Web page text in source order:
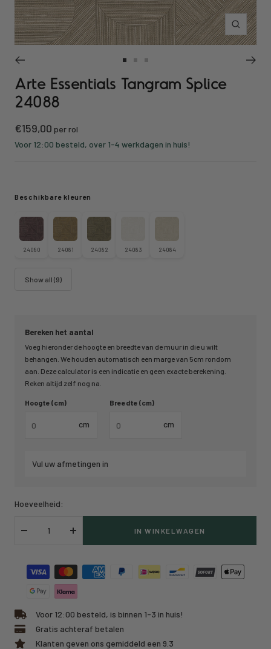
Inzoomen
naarnaar
slide
naar
slide
Arte Essentials Tangram Splice
24088
Kortings
prijs
€159,00 per rol
Voor 12:00 besteld, over 1-4 werkdagen in huis!
Bereken het aantal
Voeg hieronder de hoogte en breedte van de muur in die u wilt
behangen. We houden automatisch een marge van 5cm rondom
aan. Deze calculator is een indicatie en geen exacte berekening.
Reken altijd zelf nog na.
Hoogte (cm)
cm
Breedte (cm)
cm
Vul uw afmetingen in
Beschikbare kleuren
24080 24081 24082 24083 24084
Show all (9)
Hoeveelheid:
Verlaag
Verhoog
IN WINKELWAGEN
Voor 12:00 besteld, is binnen 1-3 in huis!
Gratis achteraf betalen
Klanten geven ons gemiddeld een 9.3